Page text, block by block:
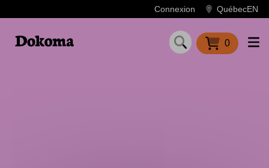
Connexion QuébecEN
0